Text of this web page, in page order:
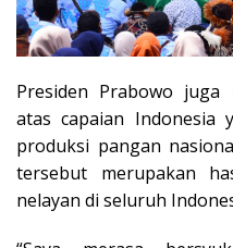
Presiden Prabowo juga
atas capaian Indonesia
produksi pangan
tersebut merupakan
nelayan di seluruh